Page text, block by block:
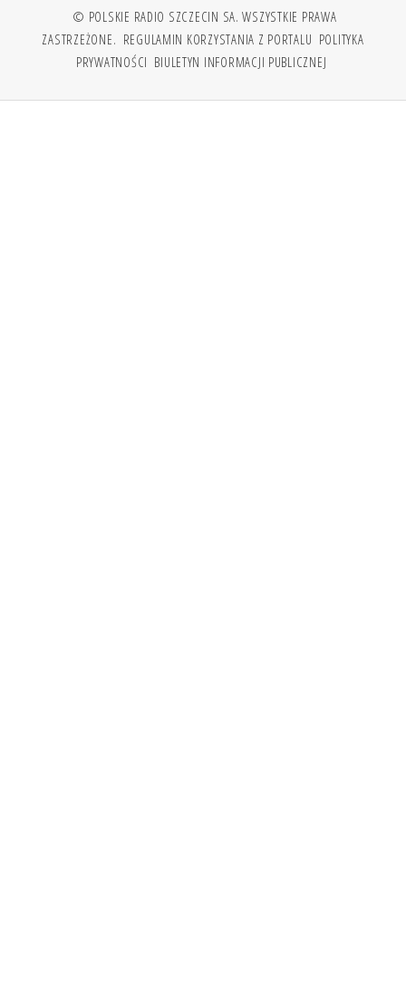
© POLSKIE RADIO SZCZECIN SA. WSZYSTKIE PRAWA
ZASTRZEŻONE. REGULAMIN KORZYSTANIA Z PORTALU POLITYKA
PRYWATNOŚCI BIULETYN INFORMACJI PUBLICZNEJ